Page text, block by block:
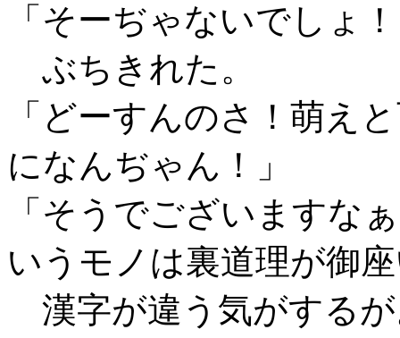
「そーぢゃないでしょ
ぶちきれた。
「どーすんのさ！萌え
になんぢゃん！」
「そうでございますな
いうモノは裏道理が御
漢字が違う気がする